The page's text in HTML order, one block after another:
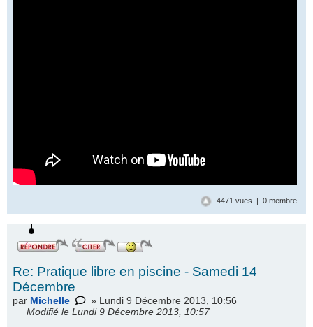
4471 vues | 0 membre
Re: Pratique libre en piscine - Samedi 14
Décembre
par Michelle
» Lundi 9 Décembre 2013, 10:56
Modifié le Lundi 9 Décembre 2013, 10:57